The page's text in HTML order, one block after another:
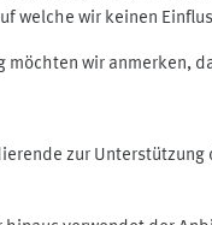
welche wir keinen
wir anmerken,
zur Unterstützung